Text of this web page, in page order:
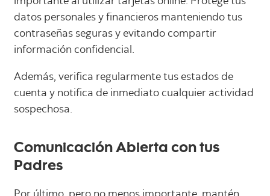
datos personales y financieros manteniendo tus
contraseñas seguras y evitando compartir
información confidencial.
Además, verifica regularmente tus estados de
cuenta y notifica de inmediato cualquier actividad
sospechosa.
Comunicación Abierta con tus
Padres